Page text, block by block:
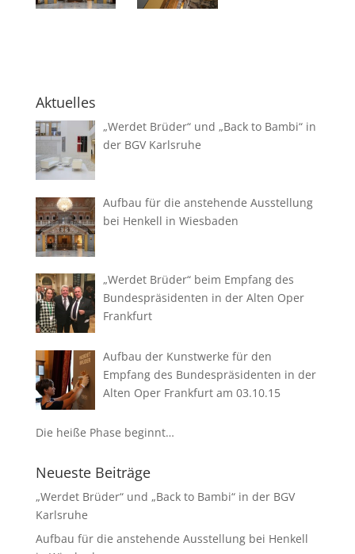
Aktuelles
„Werdet Brüder“ und „Back to Bambi“ in
der BGV Karlsruhe
Aufbau für die anstehende Ausstellung
bei Henkell in Wiesbaden
„Werdet Brüder“ beim Empfang des
Bundespräsidenten in der Alten Oper
Frankfurt
Aufbau der Kunstwerke für den
Empfang des Bundespräsidenten in der
Alten Oper Frankfurt am 03.10.15
Die heiße Phase beginnt…
Neueste Beiträge
„Werdet Brüder“ und „Back to Bambi“ in der BGV
Karlsruhe
Aufbau für die anstehende Ausstellung bei Henkell